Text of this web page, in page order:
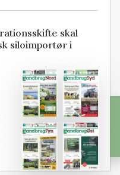
skal
siloimportør i